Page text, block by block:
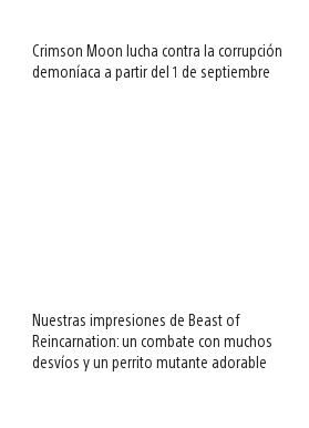
Crimson Moon lucha contra la corrupción
demoníaca a partir del 1 de septiembre
Nuestras impresiones de Beast of
Reincarnation: un combate con muchos
desvíos y un perrito mutante adorable